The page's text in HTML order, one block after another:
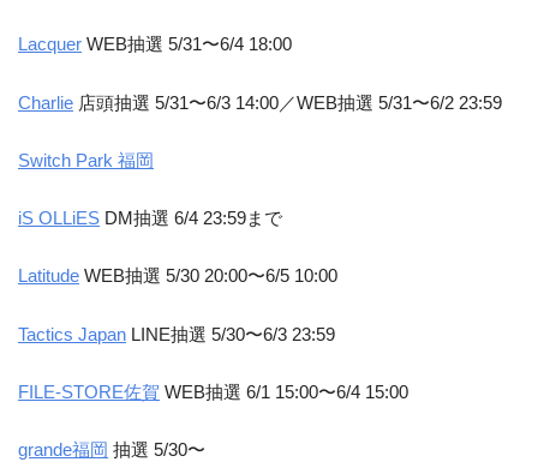
Lacquer WEB抽選 5/31〜6/4 18:00
Charlie 店頭抽選 5/31〜6/3 14:00／WEB抽選 5/31〜6/2 23:59
Switch Park 福岡
iS OLLiES DM抽選 6/4 23:59まで
Latitude WEB抽選 5/30 20:00〜6/5 10:00
Tactics Japan LINE抽選 5/30〜6/3 23:59
FILE-STORE佐賀 WEB抽選 6/1 15:00〜6/4 15:00
grande福岡 抽選 5/30〜